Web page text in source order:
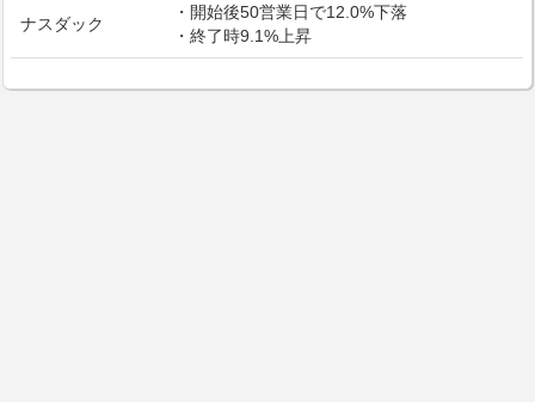
ナスダック
・開始後50営業日で12.0%下落
・終了時9.1%上昇